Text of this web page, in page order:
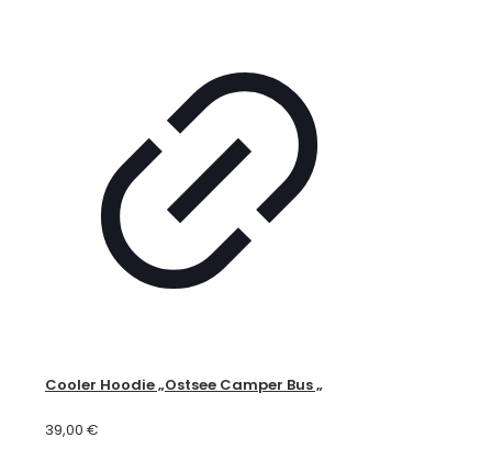
Cooler Hoodie „Ostsee Camper Bus „
39,00 €